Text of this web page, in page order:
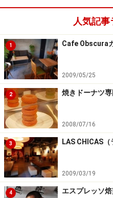
人気記
1 Cafe Obscura
2009/05/25
2 焼きドーナツ
2008/07/16
3 LAS CHICAS
2009/03/19
4 エスプレッソ